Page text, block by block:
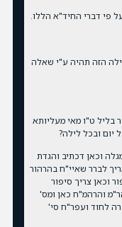
פי דברי החיד"א הללו.
הזה תהיה ע"י שאלה
בליל ט"ו מאי מעליותא
יום ובכל לילה?
וכאן דכתיב והגדת
לברר שאיי"ח בהרהור
וכאן צריך סיפור
והרהמ"ח כאן ומס'
לחוד ועפר"ח סי'